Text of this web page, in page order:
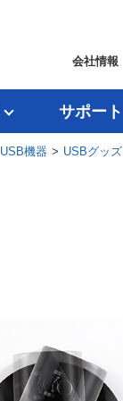
会社情報
サポート
USB機器 > USBグッズ